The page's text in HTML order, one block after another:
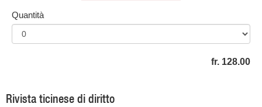
Quantità
fr. 128.00
Rivista ticinese di diritto